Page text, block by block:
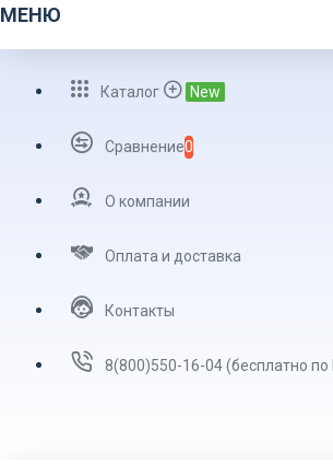
МЕНЮ
Каталог New
Сравнение0
О компании
Оплата и доставка
Контакты
8(800)550-16-04 (бесплатно